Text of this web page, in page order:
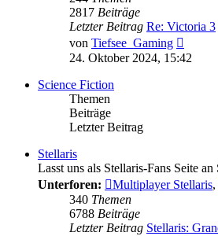
2817 Beiträge
Letzter Beitrag Re: Victoria 3
von Tiefsee_Gaming
Beitrag
24. Oktober 2024, 15:42
Science Fiction
Themen
Beiträge
Letzter Beitrag
Stellaris
Lasst uns als Stellaris-Fans Seite
Unterforen:
Multiplayer Stellaris,
340 Themen
6788 Beiträge
Letzter Beitrag Stellaris: